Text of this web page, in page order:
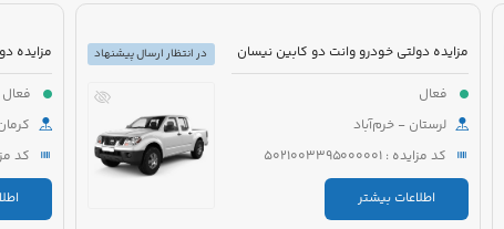
مزایده دولتی خودرو وانت دو کابین نیسان
فعال
لرستان - خرم‌آباد
کد مزایده : 5021003395000001
اطلاعات بیشتر
در انتظار ارسال پیشنهاد
فعال
کد مزایده :